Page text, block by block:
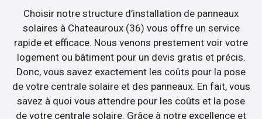
Choisir notre structure d’installation de panneaux
solaires à Chateauroux (36) vous offre un service
rapide et efficace. Nous venons prestement voir votre
logement ou bâtiment pour un devis gratis et précis.
Donc, vous savez exactement les coûts pour la pose
de votre centrale solaire et des panneaux. En fait, vous
savez à quoi vous attendre pour les coûts et la pose
de votre centrale solaire. Grâce à notre excellence et